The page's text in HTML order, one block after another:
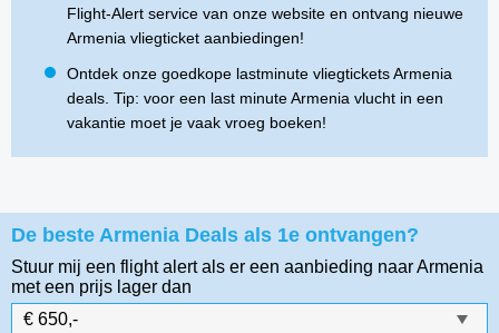
Flight-Alert service van onze website en ontvang nieuwe
Armenia vliegticket aanbiedingen!
Ontdek onze goedkope lastminute vliegtickets Armenia
deals. Tip: voor een last minute Armenia vlucht in een
vakantie moet je vaak vroeg boeken!
De beste Armenia Deals als 1e ontvangen?
Stuur mij een flight alert als er een aanbieding naar Armenia
met een prijs lager dan